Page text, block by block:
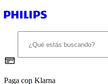
Paga con Klarna